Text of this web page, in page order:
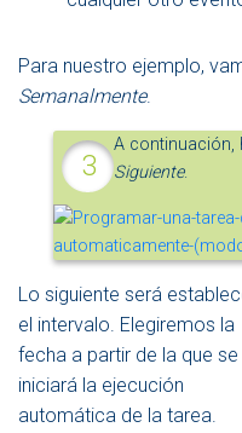
Para nuestro ejemplo,
Semanalmente.
A continuación,
Siguiente.
Lo siguiente será
el intervalo. Elegiremos la
fecha a partir de la que se
iniciará la ejecución
automática de la tarea.